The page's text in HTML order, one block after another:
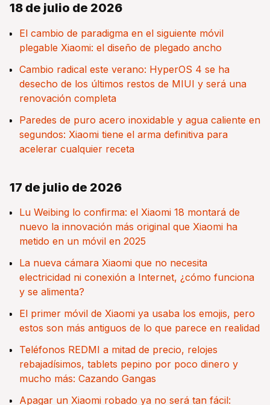
18 de julio de 2026
El cambio de paradigma en el siguiente móvil
plegable Xiaomi: el diseño de plegado ancho
Cambio radical este verano: HyperOS 4 se ha
desecho de los últimos restos de MIUI y será una
renovación completa
Paredes de puro acero inoxidable y agua caliente en
segundos: Xiaomi tiene el arma definitiva para
acelerar cualquier receta
17 de julio de 2026
Lu Weibing lo confirma: el Xiaomi 18 montará de
nuevo la innovación más original que Xiaomi ha
metido en un móvil en 2025
La nueva cámara Xiaomi que no necesita
electricidad ni conexión a Internet, ¿cómo funciona
y se alimenta?
El primer móvil de Xiaomi ya usaba los emojis, pero
estos son más antiguos de lo que parece en realidad
Teléfonos REDMI a mitad de precio, relojes
rebajadísimos, tablets pepino por poco dinero y
mucho más: Cazando Gangas
Apagar un Xiaomi robado ya no será tan fácil: